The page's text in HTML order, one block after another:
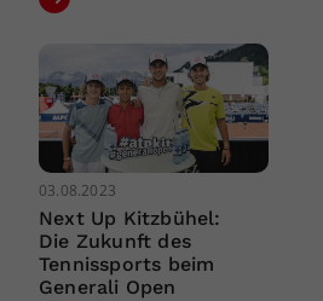
03.08.2023
Next Up Kitzbühel:
Die Zukunft des
Tennissports beim
Generali Open